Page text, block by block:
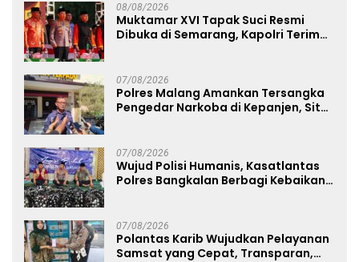
08/08/2026
Muktamar XVI Tapak Suci Resmi
Dibuka di Semarang, Kapolri Terima
07/08/2026
Polres Malang Amankan Tersangka
Pengedar Narkoba di Kepanjen, Sita
07/08/2026
Wujud Polisi Humanis, Kasatlantas
Polres Bangkalan Berbagi Kebaikan
07/08/2026
Polantas Karib Wujudkan Pelayanan
Samsat yang Cepat, Transparan,